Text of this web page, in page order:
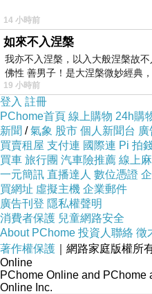
⊕潘文良
常颳風的山丘上—&m
14 小時前
如來不入涅槃
我亦不入涅槃，以入大般涅槃故
佛性 善男子！是大涅槃微妙經典
19 小時前
登入 註冊
PChome首頁 線上購物 24h購
新聞 /氣象 股市 個人新聞台
買賣租屋 支付連 國際連 Pi 拍
買車 旅行團 汽車險推薦 線上
一元簡訊 直播達人 數位憑證
買網址 虛擬主機 企業郵件
廣告刊登 隱私權聲明
消費者保護 兒童網路安全
About PChome 投資人聯絡 徵
著作權保護 ｜網路家庭版權所
Online
PChome Online and PChome
Online Inc.